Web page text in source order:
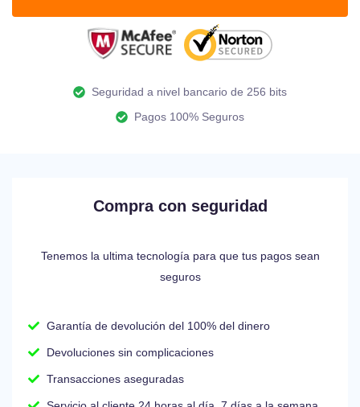
Seguridad a nivel bancario de 256 bits
Pagos 100% Seguros
Compra con seguridad
Tenemos la ultima tecnología para que tus pagos sean
seguros
Garantía de devolución del 100% del dinero
Devoluciones sin complicaciones
Transacciones aseguradas